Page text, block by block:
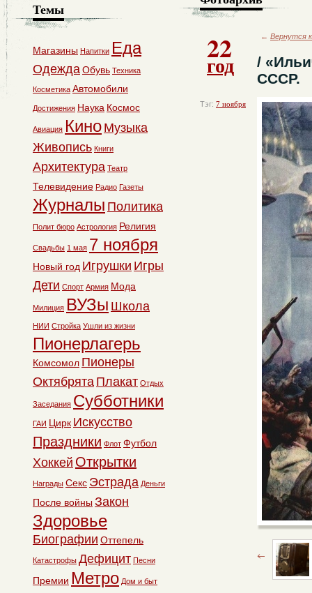
22
год
Тэг: 7 ноября
← Вернутся
/
СССР.
Темы
Магазины Напитки Еда
ОдеждаОбувь Техника
Косметика Автомобили
Достижения Наука Космос
Авиация Кино Музыка
Живопись Книги
Архитектура Театр
Телевидение Радио Газеты
Журналы Политика
Полит бюро Астрология Религия
Свадьбы 1 мая 7 ноября
Новый год Игрушки Игры
Дети Спорт Армия Мода
Милиция ВУЗы Школа
НИИ Стройка Ушли из жизни
Пионерлагерь
Комсомол Пионеры
Октябрята Плакат Отдых
Заседания Субботники
ГАИ Цирк Искусство
Праздники Флот Футбол
Хоккей Открытки
Награды Секс Эстрада Деньги
После войны Закон
Здоровье
Биографии Оттепель
Катастрофы Дефицит Песни
Премии Метро Дом и быт